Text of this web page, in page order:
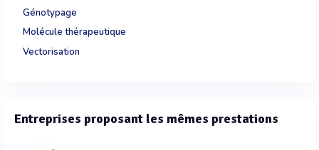
Génotypage
Molécule thérapeutique
Vectorisation
Entreprises proposant les mêmes prestations